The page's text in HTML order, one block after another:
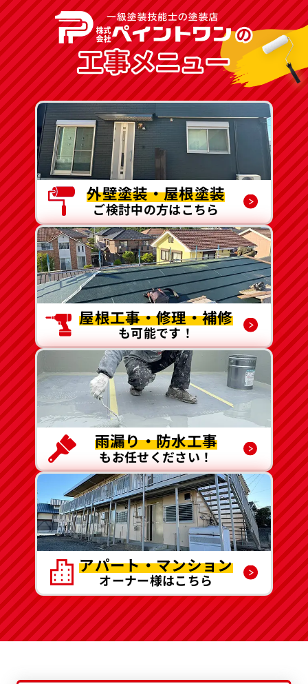
外壁塗装・屋根塗装
ご検討中の方はこちら
屋根工事・修理・補修
も可能です！
雨漏り・防水工事
もお任せください！
アパート・マンション
オーナー様はこちら